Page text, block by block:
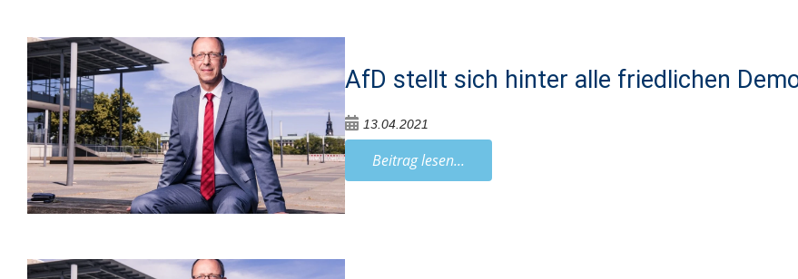
AfD stellt sich hinter alle friedlichen
13.04.2021
Beitrag lesen...